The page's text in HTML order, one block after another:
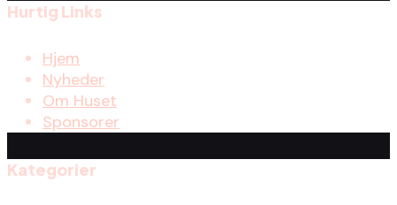
Hurtig Links
Hjem
Nyheder
Om Huset
Sponsorer
Kategorier